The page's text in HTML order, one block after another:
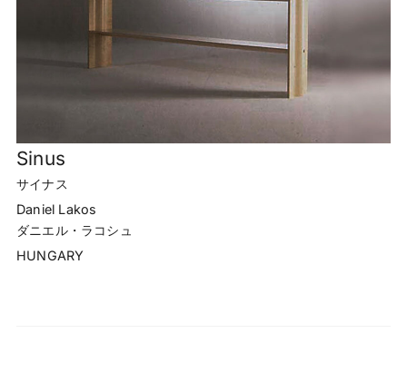
Sinus
サイナス
Daniel Lakos
ダニエル・ラコシュ
HUNGARY